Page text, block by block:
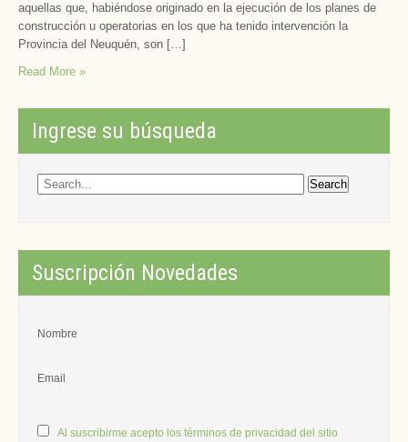
aquellas que, habiéndose originado en la ejecución de los planes de
construcción u operatorias en los que ha tenido intervención la
Provincia del Neuquén, son […]
Read More »
Ingrese su búsqueda
Suscripción Novedades
Nombre
Email
Al suscribirme acepto los términos de privacidad del sitio